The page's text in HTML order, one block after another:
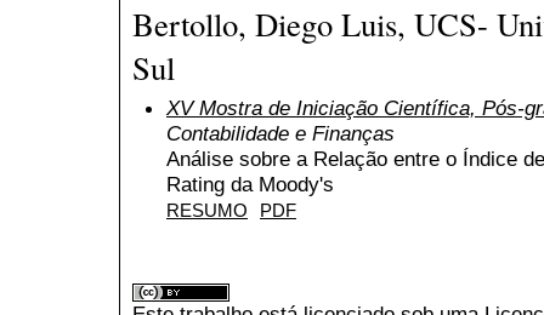
Bertollo, Diego Luis, UCS-
Sul
XV Mostra de Iniciação Científica, Pós-
Contabilidade e Finanças
Análise sobre a Relação entre o Índice
Rating da Moody's
RESUMO PDF